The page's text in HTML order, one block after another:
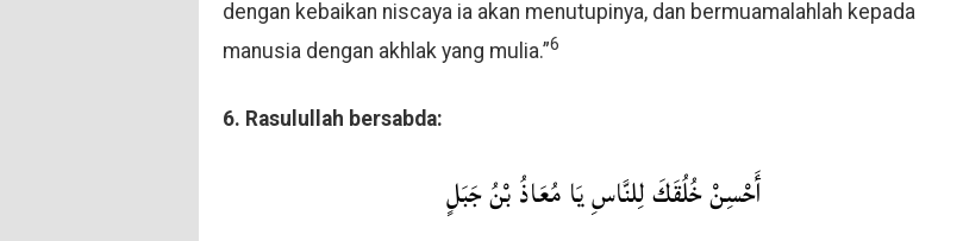
dengan kebaikan niscaya ia akan menutupinya, dan bermuamalahlah kepada
manusia dengan akhlak yang mulia.”6
6. Rasulullah bersabda:
أَحْسِنْ خُلُقَكَ لِلنَّاسِ يَا مُعَاذُ بْنُ جَبَلٍ